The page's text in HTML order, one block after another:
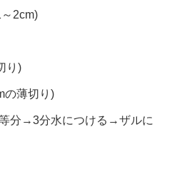
2cm)
り)
薄切り)
分→3分水につける→ザルに